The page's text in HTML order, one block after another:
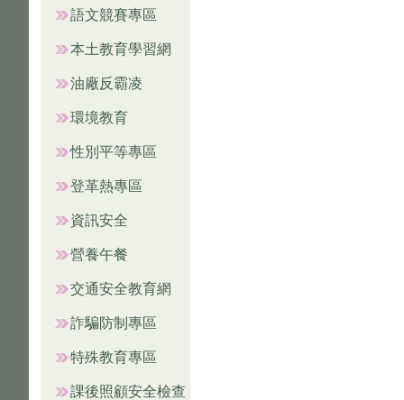
語文競賽專區
本土教育學習網
油廠反霸凌
環境教育
性別平等專區
登革熱專區
資訊安全
營養午餐
交通安全教育網
詐騙防制專區
特殊教育專區
課後照顧安全檢查